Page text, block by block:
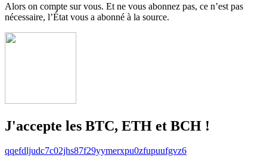
Alors on compte sur vous. Et ne vous abonnez pas, ce n’est pas
nécessaire, l’État vous a abonné à la source.
J'accepte les BTC, ETH et BCH !
qqefdljudc7c02jhs87f29yymerxpu0zfupuufgvz6